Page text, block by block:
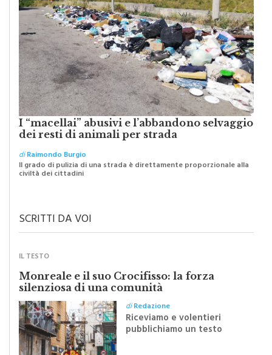
I “macellai” abusivi e l’abbandono selvaggio
dei resti di animali per strada
diRaimondo Burgio
SCRITTI DA VOI
IL TESTO
Monreale e il suo Crocifisso: la forza
silenziosa di una comunità
diRedazione
Riceviamo e volentieri